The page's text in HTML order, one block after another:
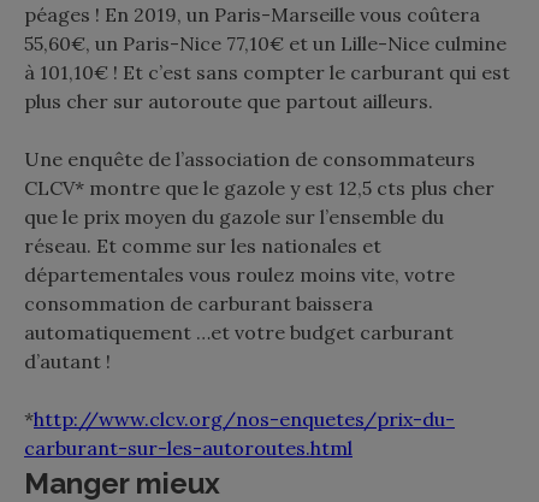
péages ! En 2019, un Paris-Marseille vous coûtera
55,60€, un Paris-Nice 77,10€ et un Lille-Nice culmine
à 101,10€ ! Et c’est sans compter le carburant qui est
plus cher sur autoroute que partout ailleurs.
Une enquête de l’association de consommateurs
CLCV* montre que le gazole y est 12,5 cts plus cher
que le prix moyen du gazole sur l’ensemble du
réseau. Et comme sur les nationales et
départementales vous roulez moins vite, votre
consommation de carburant baissera
automatiquement …et votre budget carburant
d’autant !
*http://www.clcv.org/nos-enquetes/prix-du-
carburant-sur-les-autoroutes.html
Manger mieux